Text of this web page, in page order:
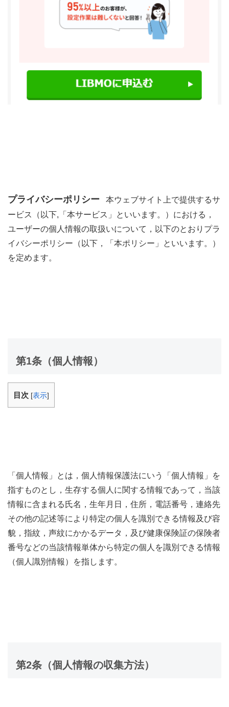
プライバシーポリシー 本ウェブサイト上で提供するサ
ービス（以下,「本サービス」といいます。）における，
ユーザーの個人情報の取扱いについて，以下のとおりプラ
イバシーポリシー（以下，「本ポリシー」といいます。）
を定めます。
第1条（個人情報）
目次 [表示]
「個人情報」とは，個人情報保護法にいう「個人情報」を
指すものとし，生存する個人に関する情報であって，当該
情報に含まれる氏名，生年月日，住所，電話番号，連絡先
その他の記述等により特定の個人を識別できる情報及び容
貌，指紋，声紋にかかるデータ，及び健康保険証の保険者
番号などの当該情報単体から特定の個人を識別できる情報
（個人識別情報）を指します。
第2条（個人情報の収集方法）